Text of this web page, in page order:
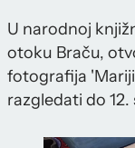
U narodnoj
otoku Braču,
fotografija
razgledati do